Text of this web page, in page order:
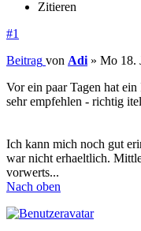
Zitieren
#1
Beitrag von Adi » Mo 18.
Vor ein paar Tagen hat
sehr empfehlen - richtig
Ich kann mich noch gut
war nicht erhaeltlich.
vorwerts...
Nach oben